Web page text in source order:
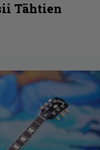
Tähtien